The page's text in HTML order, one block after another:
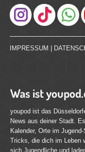
Instagram
IMPRESSUM |
Was ist
youpod ist das
News aus deiner Stadt.
Kalender, Orte im
Tricks, die dich im Leben
sich Jugendliche und